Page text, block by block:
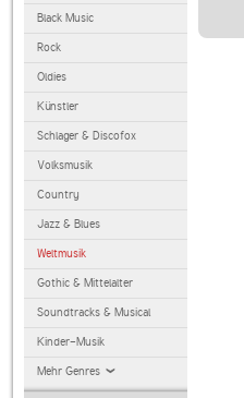
Black Music
Rock
Oldies
Künstler
Schlager & Discofox
Volksmusik
Country
Jazz & Blues
Weltmusik
Gothic & Mittelalter
Soundtracks & Musical
Kinder-Musik
Mehr Genres